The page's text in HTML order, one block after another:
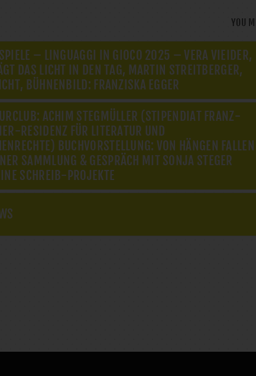
YOU
– LINGUAGGI IN GIOCO 2025 – VERA VIEIDER,
DAS LICHT IN DEN TAG, MARTIN STREITBERGER,
BÜHNENBILD: FRANZISKA EGGER
ACHIM STEGMÜLLER (STIPENDIAT FRANZ-
RESIDENZ FÜR LITERATUR UND
BUCHVORSTELLUNG: VON HÄNGEN FALLEN
SAMMLUNG & GESPRÄCH MIT SONJA STEGER
SCHREIB-PROJEKTE